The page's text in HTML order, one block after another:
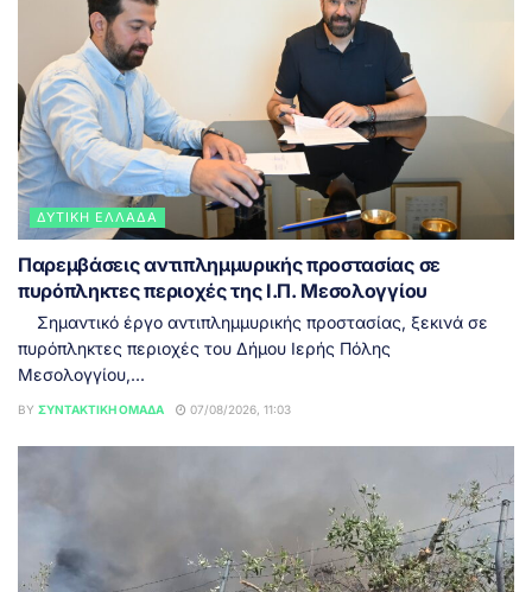
ΔΥΤΙΚΉ ΕΛΛΆΔΑ
Παρεμβάσεις αντιπλημμυρικής προστασίας σε
πυρόπληκτες περιοχές της Ι.Π. Μεσολογγίου
Σημαντικό έργο αντιπλημμυρικής προστασίας, ξεκινά σε
πυρόπληκτες περιοχές του Δήμου Ιερής Πόλης
Μεσολογγίου,...
BY ΣΥΝΤΑΚΤΙΚΉ ΟΜΆΔΑ 07/08/2026, 11:03